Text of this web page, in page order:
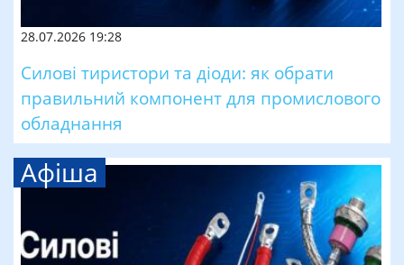
28.07.2026 19:28
Силові тиристори та діоди: як обрати
правильний компонент для промислового
обладнання
Афіша